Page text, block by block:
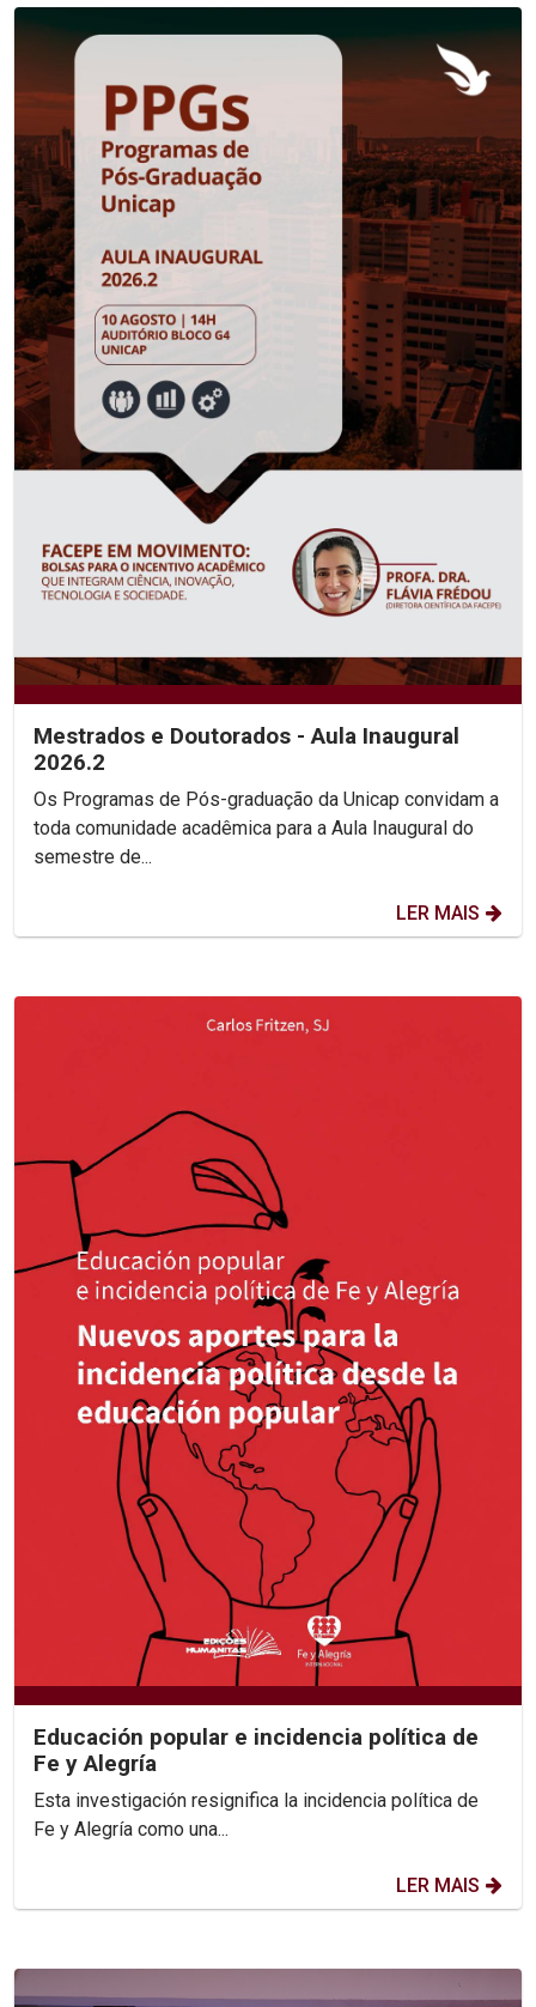
Mestrados e Doutorados - Aula Inaugural
2026.2
Os Programas de Pós-graduação da Unicap convidam a
toda comunidade acadêmica para a Aula Inaugural do
semestre de...
LER MAIS
Educación popular e incidencia política de
Fe y Alegría
Esta investigación resignifica la incidencia política de
Fe y Alegría como una...
LER MAIS